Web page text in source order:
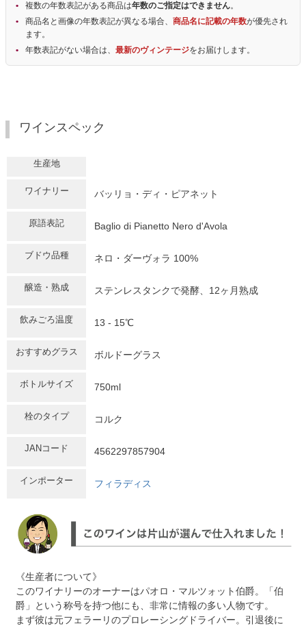
複数の年数表記がある商品は年数のご指定はできません。
商品名と画像の年数表記が異なる場合、 商品名に記載の年数が優先され
ます。
年数表記がない場合は、 最新のヴィンテージをお届けします。
ワインスペック
生産地
ワイナリー バッリョ・ディ・ピアネット
原語表記 Baglio di Pianetto Nero d'Avola
ブドウ品種 ネロ・ダーヴォラ 100%
醸造・熟成 ステンレスタンクで発酵、12ヶ月熟成
飲みごろ温度 13 - 15℃
おすすめグラス ボルドーグラス
ボトルサイズ 750ml
栓のタイプ コルク
JANコード 4562297857904
インポーター フィラディス
《生産者について》
このワイナリーのオーナーはパオロ・マルツォット伯爵。「伯
爵」という称号を持つ他にも、非常に情報の多い人物です。
まず彼は元フェラーリのプロレーシングドライバー。引退後に